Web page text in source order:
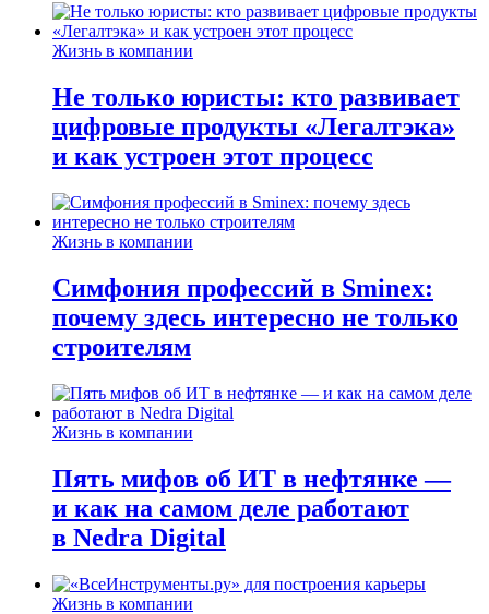
Жизнь в компании
Не только юристы: кто развивает
цифровые продукты «Легалтэка»
и как устроен этот процесс
Жизнь в компании
Симфония профессий в Sminex:
почему здесь интересно не только
строителям
Жизнь в компании
Пять мифов об ИТ в нефтянке —
и как на самом деле работают
в Nedra Digital
Жизнь в компании